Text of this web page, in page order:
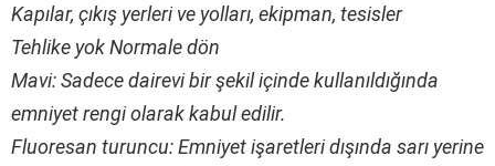
Kapılar, çıkış yerleri ve yolları, ekipman, tesisler
Tehlike yok Normale dön
Mavi: Sadece dairevi bir şekil içinde kullanıldığında
emniyet rengi olarak kabul edilir.
Fluoresan turuncu: Emniyet işaretleri dışında sarı yerine